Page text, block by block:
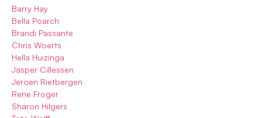
Barry Hay
Bella Poarch
Brandi Passante
Chris Woerts
Hella Huizinga
Jasper Cillessen
Jeroen Rietbergen
Rene Froger
Sharon Hilgers